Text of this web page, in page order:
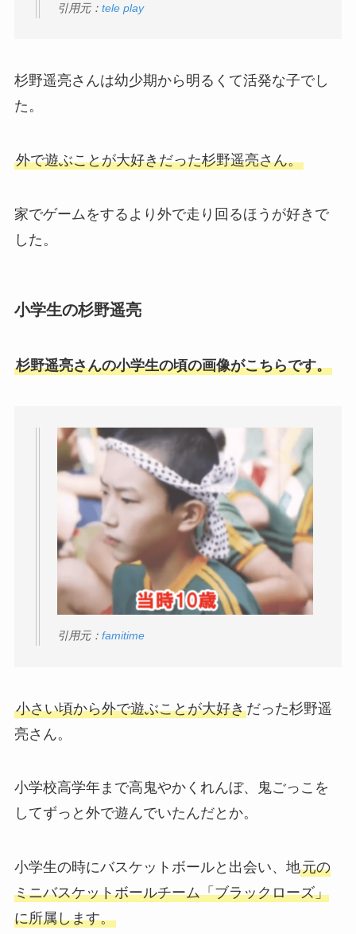
引用元： tele play
杉野遥亮さんは幼少期から明るくて活発な子でし
た。
外で遊ぶことが大好きだった杉野遥亮さん。
家でゲームをするより外で走り回るほうが好きで
した。
小学生の杉野遥亮
杉野遥亮さんの小学生の頃の画像がこちらです。
引用元： famitime
小さい頃から外で遊ぶことが大好きだった杉野遥
亮さん。
小学校高学年まで高鬼やかくれんぼ、鬼ごっこを
してずっと外で遊んでいたんだとか。
小学生の時にバスケットボールと出会い、地元の
ミニバスケットボールチーム「ブラックローズ」
に所属します。